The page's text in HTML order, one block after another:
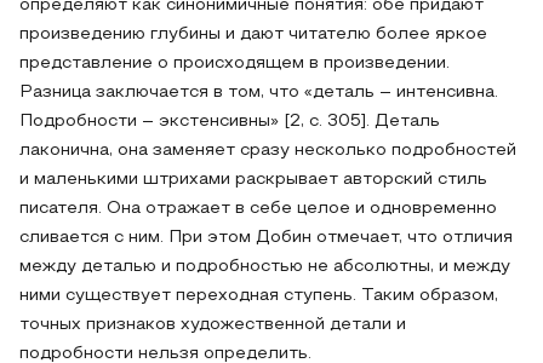
определяют как синонимичные понятия: обе придают
произведению глубины и дают читателю более яркое
представление о происходящем в произведении.
Разница заключается в том, что «деталь – интенсивна.
Подробности – экстенсивны» [2, c. 305]. Деталь
лаконична, она заменяет сразу несколько подробностей
и маленькими штрихами раскрывает авторский стиль
писателя. Она отражает в себе целое и одновременно
сливается с ним. При этом Добин отмечает, что отличия
между деталью и подробностью не абсолютны, и между
ними существует переходная ступень. Таким образом,
точных признаков художественной детали и
подробности нельзя определить.